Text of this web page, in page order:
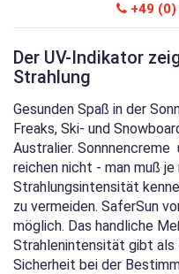
+49 (0)
Der UV-Indikator
Strahlung
Gesunden Spaß in der
Freaks, Ski- und
Australier.
reichen nicht - man muß
Strahlungsintensität
zu vermeiden. SaferSun
möglich. Das handliche
Strahlenintensität gibt als
Sicherheit bei der